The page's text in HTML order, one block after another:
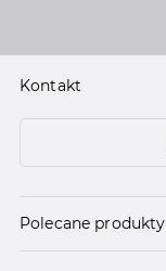
Kontakt
Polecane produkty